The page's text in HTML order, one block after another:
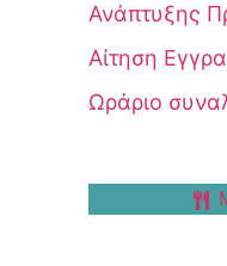
Ανάπτυξης
Αίτηση
Ωράριο